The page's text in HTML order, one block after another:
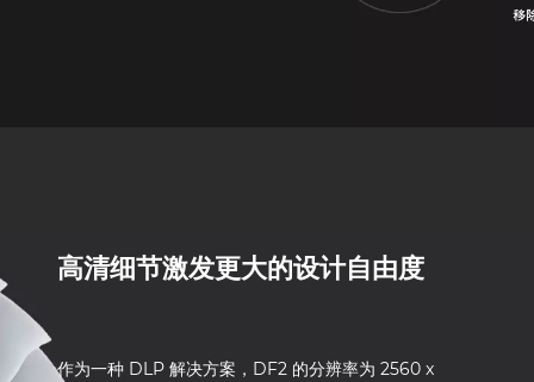
高清细节激发更大的设计自由度
作为一种 DLP 解决方案，DF2 的分辨率为 2560 x